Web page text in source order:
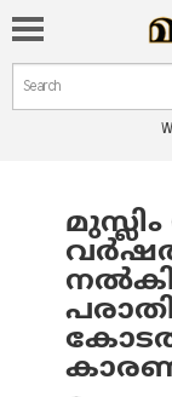
Search form
Search
You